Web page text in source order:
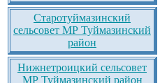
Старотуймазинский
сельсовет МР Туймазинский
район
Нижнетроицкий сельсовет
МР Туймазинский район